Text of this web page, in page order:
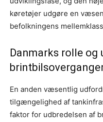
køretøjer udgøre en
befolkningens
Danmarks rolle og
En anden væsentlig
tilgængelighed af
faktor for udbredelsen af